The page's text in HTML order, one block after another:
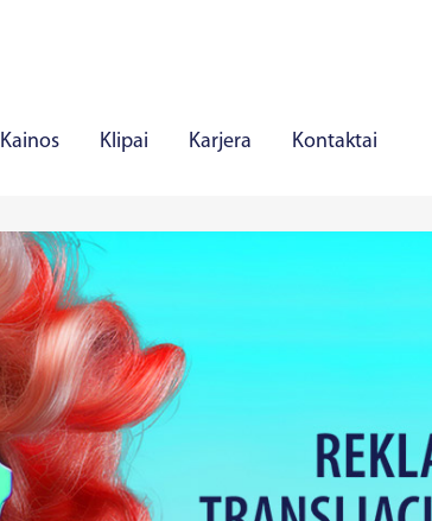
Kainos Klipai Karjera Kontaktai
Hapsalu